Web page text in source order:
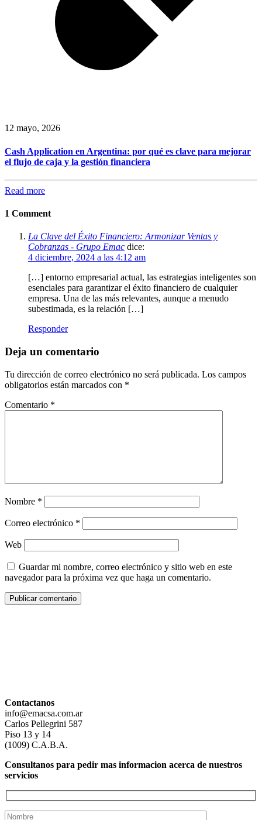
12 mayo, 2026
Cash Application en Argentina: por qué es clave para mejorar
el flujo de caja y la gestión financiera
Read more
1 Comment
La Clave del Éxito Financiero: Armonizar Ventas y
Cobranzas - Grupo Emac dice:
4 diciembre, 2024 a las 4:12 am
[…] entorno empresarial actual, las estrategias inteligentes son
esenciales para garantizar el éxito financiero de cualquier
empresa. Una de las más relevantes, aunque a menudo
subestimada, es la relación […]
Responder
Deja un comentario
Tu dirección de correo electrónico no será publicada. Los campos
obligatorios están marcados con *
Comentario *
Nombre *
Correo electrónico *
Web
Guardar mi nombre, correo electrónico y sitio web en este
navegador para la próxima vez que haga un comentario.
Contactanos
info@emacsa.com.ar
Carlos Pellegrini 587
Piso 13 y 14
(1009) C.A.B.A.
Consultanos para pedir mas informacion acerca de nuestros
servicios